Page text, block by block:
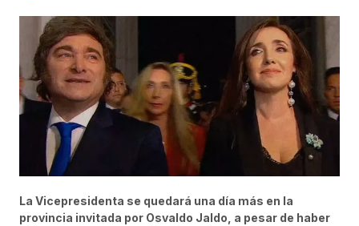
La Vicepresidenta se quedará una día más en la
provincia invitada por Osvaldo Jaldo, a pesar de haber